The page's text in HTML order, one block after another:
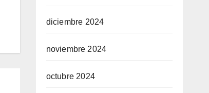
diciembre 2024
noviembre 2024
octubre 2024